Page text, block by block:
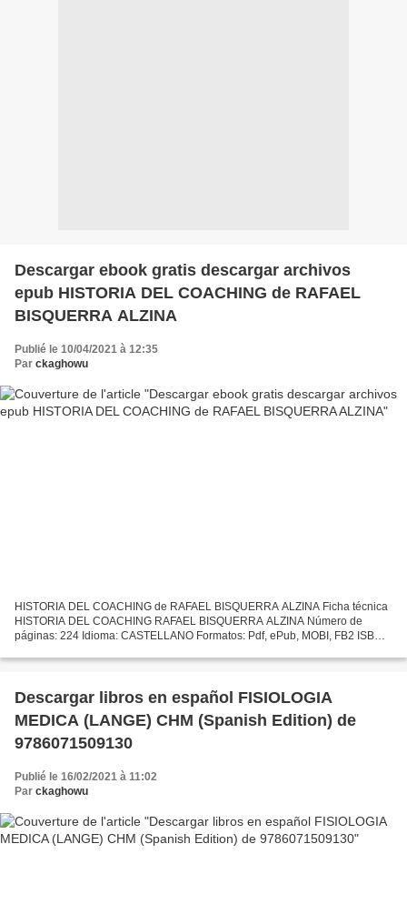
Descargar ebook gratis descargar archivos
epub HISTORIA DEL COACHING de RAFAEL
BISQUERRA ALZINA
Publié le 10/04/2021 à 12:35
Par ckaghowu
HISTORIA DEL COACHING de RAFAEL BISQUERRA ALZINA Ficha técnica
HISTORIA DEL COACHING RAFAEL BISQUERRA ALZINA Número de
páginas: 224 Idioma: CASTELLANO Formatos: Pdf, ePub, MOBI, FB2 ISBN:
Descargar libros en español FISIOLOGIA
MEDICA (LANGE) CHM (Spanish Edition) de
9786071509130
Publié le 16/02/2021 à 11:02
Par ckaghowu